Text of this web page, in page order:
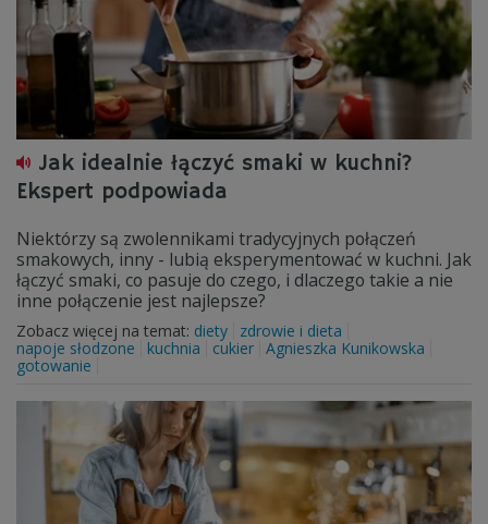
Jak idealnie łączyć smaki w kuchni?
Ekspert podpowiada
Niektórzy są zwolennikami tradycyjnych połączeń
smakowych, inny - lubią eksperymentować w kuchni. Jak
łączyć smaki, co pasuje do czego, i dlaczego takie a nie
inne połączenie jest najlepsze?
Zobacz więcej na temat: diety
zdrowie i dieta
napoje słodzone
kuchnia cukier Agnieszka Kunikowska
gotowanie